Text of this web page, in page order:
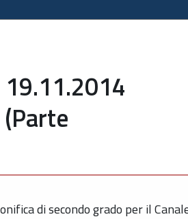
di secondo grado per il